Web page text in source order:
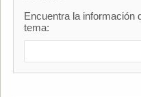
Encuentra la información
tema: